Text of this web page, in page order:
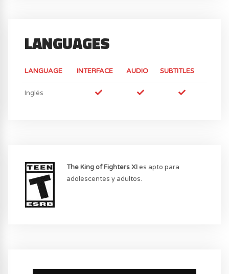
LANGUAGES
LANGUAGE INTERFACE AUDIO SUBTITLES
Inglés
The King of Fighters XIes apto para
adolescentes y adultos.